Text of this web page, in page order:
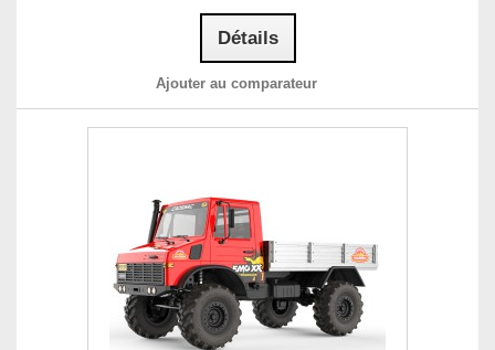
Détails
Ajouter au comparateur